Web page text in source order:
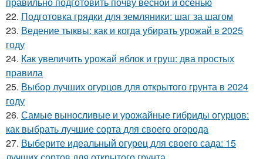
22. Подготовка грядки для земляники: шаг за шагом
23. Ведение тыквы: как и когда убирать урожай в 2025
году
24. Как увеличить урожай яблок и груш: два простых
правила
25. Выбор лучших огурцов для открытого грунта в 2024
году
26. Самые выносливые и урожайные гибриды огурцов:
как выбрать лучшие сорта для своего огорода
27. Выберите идеальный огурец для своего сада: 15